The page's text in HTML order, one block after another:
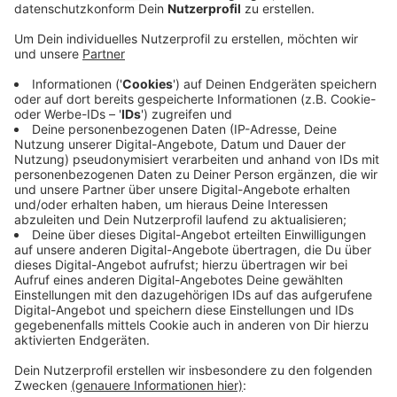
Schwelm: Der Präsident des Deutschen
Feuerwehrverbandes hat sich auf einer Sondersitzung
des Verbandes den Fragen der Feuerwehrbasis zur
Präsidenten, die den Rücktritt des Präsidenten
fordern, waren alle nicht zu der Sitzung erschienen. Sie
schweigen weiter zu ihren Vorwürfen. Der Verband der
Feuerwehren hat sich auf der Sitzung geschlossen
hinter seinen Präsidenten aus Schwelm gestellt. Ziebs
hatte als Präsident des Deutschen
Feuerwehrverbandes vor rechtsnationalen Tendenzen
und der Unterwanderung der Feuerwehr durch die AfD
gewarnt. Heute in einer Woche findet eine weitere
Sitzung des Verbandes statt, auf der die fünf Vize-
Präsidenten ihre Vorwürfe erklären sollen.
Anzeige